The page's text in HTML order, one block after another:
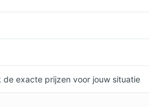
de exacte prijzen voor jouw situatie